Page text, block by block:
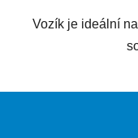
Vozík je ideální